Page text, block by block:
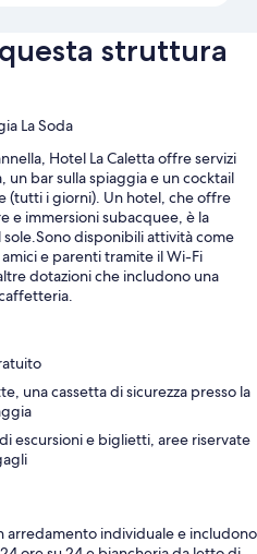
struttura
La Soda
Hotel La Caletta offre servizi
bar sulla spiaggia e un cocktail
(tutti i giorni). Un hotel, che offre
e immersioni subacquee, è la
sole.Sono disponibili attività come
e parenti tramite il Wi-Fi
dotazioni che includono una
una cassetta di sicurezza presso la
escursioni e biglietti, aree riservate
arredamento individuale e includono